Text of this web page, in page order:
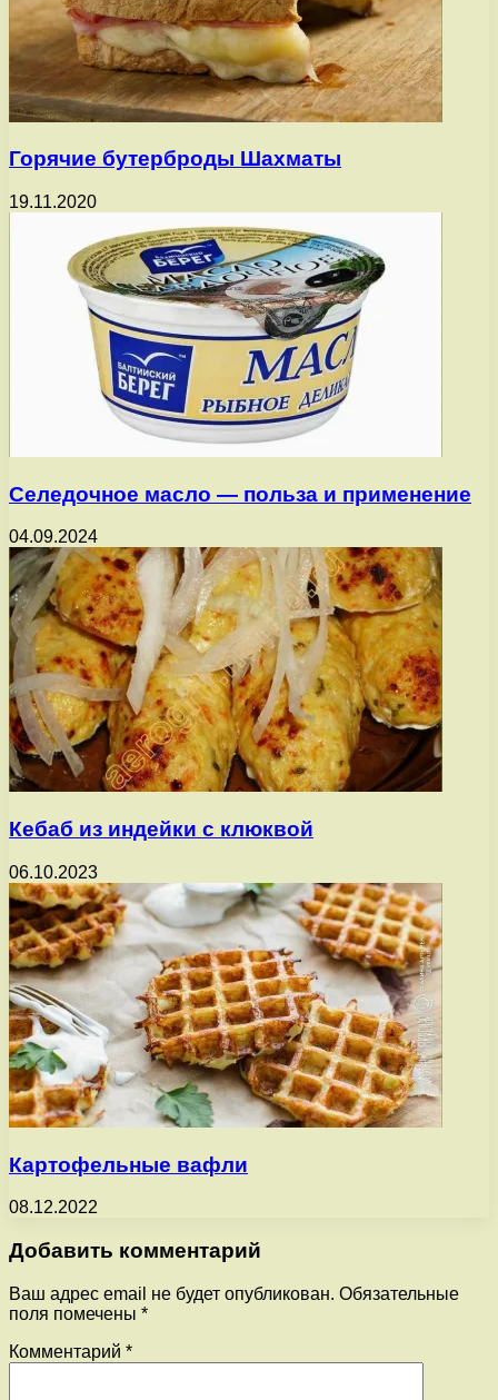
Горячие бутерброды Шахматы
19.11.2020
Селедочное масло — польза и применение
04.09.2024
Кебаб из индейки с клюквой
06.10.2023
Картофельные вафли
08.12.2022
Добавить комментарий
Ваш адрес email не будет опубликован. Обязательные
поля помечены *
Комментарий *